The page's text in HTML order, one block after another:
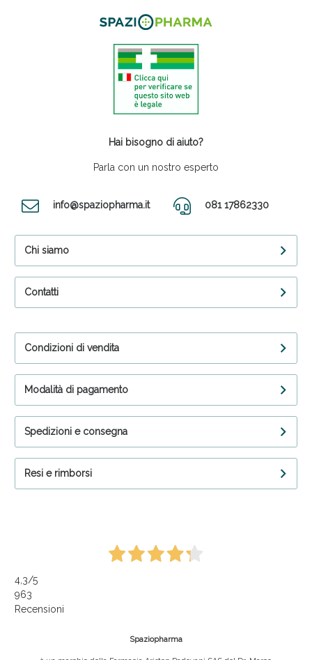
Hai bisogno di aiuto?
Parla con un nostro esperto
info@spaziopharma.it 081 17862330
Chi siamo
Contatti
Condizioni di vendita
Modalità di pagamento
Spedizioni e consegna
Resi e rimborsi
4,3/5
963
Recensioni
Spaziopharma